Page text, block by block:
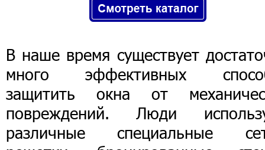
В наше время существует
много эффективных
защитить окна от
повреждений. Люди
различные специальные